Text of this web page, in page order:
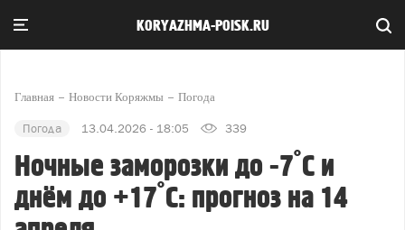
KORYAZHMA-POISK.RU
Главная Новости Коряжмы Погода
Погода 13.04.2026 - 18:05 339
Ночные заморозки до -7°С и
днём до +17°С: прогноз на 14